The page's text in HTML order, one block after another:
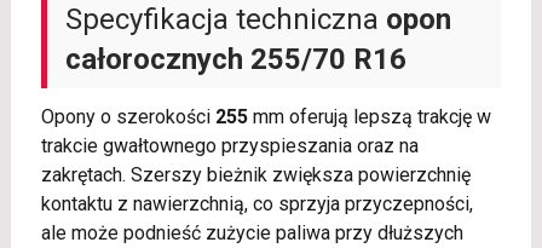
Specyfikacja techniczna opon
całorocznych 255/70 R16
Opony o szerokości 255mm oferują lepszą trakcję w
trakcie gwałtownego przyspieszania oraz na
zakrętach. Szerszy bieżnik zwiększa powierzchnię
kontaktu z nawierzchnią, co sprzyja przyczepności,
ale może podnieść zużycie paliwa przy dłuższych